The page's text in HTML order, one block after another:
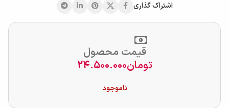
اشتراک گذاری
قیمت محصول
تومان24.500.000
ناموجود